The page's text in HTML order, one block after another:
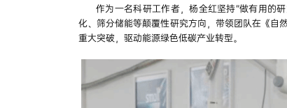
作为一名科研工作者，杨全红坚持“做有用的
化、筛分储能等颠覆性研究方向，带领团队在《自
重大突破，驱动能源绿色低碳产业转型。